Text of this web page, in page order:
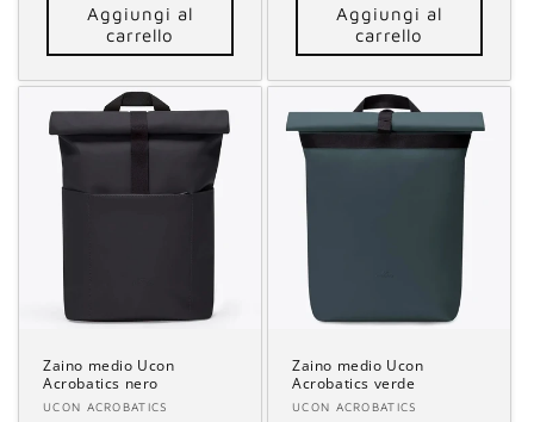
listinoAggiungi al
carrello
listinoAggiungi al
carrello
Zaino medio Ucon
Acrobatics nero
Fornitore:
UCON ACROBATICS
Zaino medio Ucon
Acrobatics verde
Fornitore:
UCON ACROBATICS